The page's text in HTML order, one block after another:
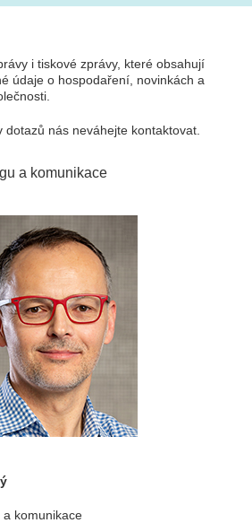
i tiskové zprávy, které obsahují
údaje o hospodaření, novinkách a
nás neváhejte kontaktovat.
a komunikace
komunikace